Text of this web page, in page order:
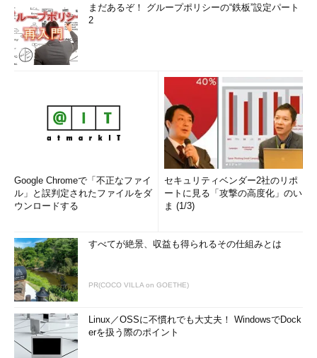
まだあるぞ！ グループポリシーの“鉄板”設定パート
2
Google Chromeで「不正なファイ
ル」と誤判定されたファイルをダ
ウンロードする
セキュリティベンダー2社のリポ
ートに見る「攻撃の高度化」のい
ま (1/3)
すべてが絶景、収益も得られるその仕組みとは
PR(COCO VILLA on GOETHE)
Linux／OSSに不慣れでも大丈夫！ WindowsでDock
erを扱う際のポイント